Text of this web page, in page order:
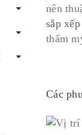
nên
sắp
thẩm
Các